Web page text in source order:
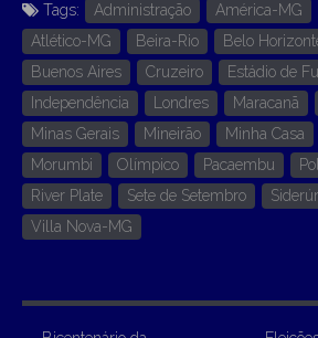
Tags: Administração América-MG
Atlético-MG
Beira-Rio Belo
Buenos Aires
Cruzeiro Estádio de
Independência
Londres Maracanã
Minas Gerais
Mineirão Minha Casa
Morumbi
Olímpico Pacaembu
River Plate
Sete de Setembro
Villa Nova-MG